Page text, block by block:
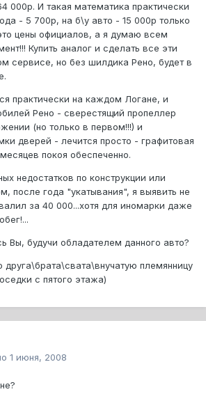
000р. И такая математика практически
- 5 700р, на б\у авто - 15 000р только
цены официалов, а я думаю всем
Купить аналог и сделать все эти
сервисе, но без шилдика Рено, будет в
практически на каждом Логане, и
Рено - сверестящий пропеллер
(но только в первом!!!) и
дверей - лечится просто - графитовая
покоя обеспеченно.
недостатков по конструкции или
после года "укатывания", я выявить не
за 40 000...хотя для иномарки даже
Вы, будучи обладателем данного авто?
друга\брата\свата\внучатую племянницу
с пятого этажа)
1 июня, 2008